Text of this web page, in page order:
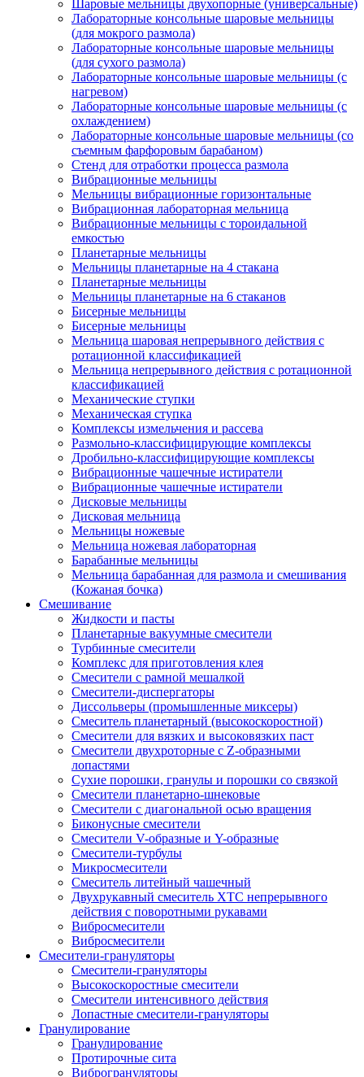
Шаровые мельницы двухопорные (универсальные)
Лабораторные консольные шаровые мельницы
(для мокрого размола)
Лабораторные консольные шаровые мельницы
(для сухого размола)
Лабораторные консольные шаровые мельницы (с
нагревом)
Лабораторные консольные шаровые мельницы (с
охлаждением)
Лабораторные консольные шаровые мельницы (со
съемным фарфоровым барабаном)
Стенд для отработки процесса размола
Вибрационные мельницы
Мельницы вибрационные горизонтальные
Вибрационная лабораторная мельница
Вибрационные мельницы с тороидальной
емкостью
Планетарные мельницы
Мельницы планетарные на 4 стакана
Планетарные мельницы
Мельницы планетарные на 6 стаканов
Бисерные мельницы
Бисерные мельницы
Мельница шаровая непрерывного действия с
ротационной классификацией
Мельница непрерывного действия с ротационной
классификацией
Механические ступки
Механическая ступка
Комплексы измельчения и рассева
Размольно-классифицирующие комплексы
Дробильно-классифицирующие комплексы
Вибрационные чашечные истиратели
Вибрационные чашечные истиратели
Дисковые мельницы
Дисковая мельница
Мельницы ножевые
Мельница ножевая лабораторная
Барабанные мельницы
Мельница барабанная для размола и смешивания
(Кожаная бочка)
Смешивание
Жидкости и пасты
Планетарные вакуумные смесители
Турбинные смесители
Комплекс для приготовления клея
Смесители с рамной мешалкой
Смесители-диспергаторы
Диссольверы (промышленные миксеры)
Смеситель планетарный (высокоскоростной)
Смесители для вязких и высоковязких паст
Смесители двухроторные с Z-образными
лопастями
Сухие порошки, гранулы и порошки со связкой
Смесители планетарно-шнековые
Смесители с диагональной осью вращения
Биконусные смесители
Смесители V-образные и Y-образные
Смесители-турбулы
Микросмесители
Смеситель литейный чашечный
Двухрукавный смеситель ХТС непрерывного
действия с поворотными рукавами
Вибросмесители
Вибросмесители
Смесители-грануляторы
Смесители-грануляторы
Высокоскоростные смесители
Смесители интенсивного действия
Лопастные смесители-грануляторы
Гранулирование
Гранулирование
Протирочные сита
Виброгрануляторы